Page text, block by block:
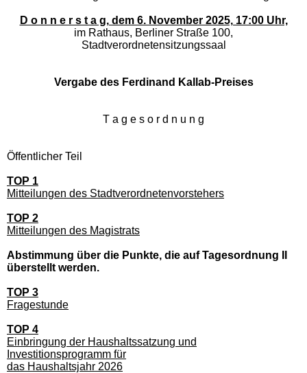
D o n n e r s t a g, dem 6. November 2025, 17:00 Uhr,
im Rathaus, Berliner Straße 100,
Stadtverordnetensitzungssaal
Vergabe des Ferdinand Kallab-Preises
T a g e s o r d n u n g
Öffentlicher Teil
TOP 1
Mitteilungen des Stadtverordnetenvorstehers
TOP 2
Mitteilungen des Magistrats
Abstimmung über die Punkte, die auf Tagesordnung II
überstellt werden.
TOP 3
Fragestunde
TOP 4
Einbringung der Haushaltssatzung und
Investitionsprogramm für
das Haushaltsjahr 2026